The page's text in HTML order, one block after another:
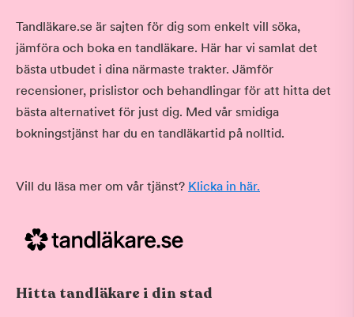
Tandläkare.se är sajten för dig som enkelt vill söka,
jämföra och boka en tandläkare. Här har vi samlat det
bästa utbudet i dina närmaste trakter. Jämför
recensioner, prislistor och behandlingar för att hitta det
bästa alternativet för just dig. Med vår smidiga
bokningstjänst har du en tandläkartid på nolltid.
Vill du läsa mer om vår tjänst? Klicka in här.
Hitta tandläkare i din stad